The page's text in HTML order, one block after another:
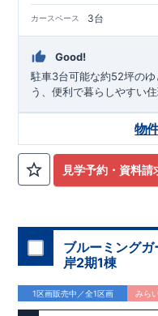
カースペース 3台
Good!
駐車3台可能な約52坪の
う、便利で暮らしやすい住
見学予約・資料請
物
ブルーミング
岸2期1棟
1区画販売中／全1区画 みら